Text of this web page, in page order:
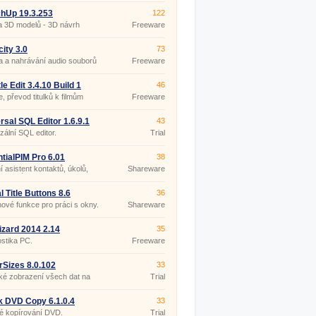
19.3.253
3D modelů - 3D návrh
122
Freeware
3.0
a nahrávání audio souborů
73
Freeware
Edit 3.4.10 Build 1
převod titulků k filmům
46
Freeware
SQL Editor 1.6.9.1
SQL editor.
43
Trial
Pro 6.01
asistent kontaktů, úkolů,
38
Shareware
Title Buttons 8.6
funkce pro práci s okny.
36
Shareware
2014 2.14
PC.
35
Freeware
8.0.102
zobrazení všech dat na
33
Trial
DVD Copy 6.1.0.4
kopírování DVD.
33
Trial